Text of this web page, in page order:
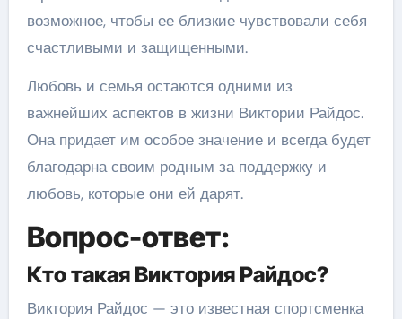
возможное, чтобы ее близкие чувствовали себя
счастливыми и защищенными.
Любовь и семья остаются одними из
важнейших аспектов в жизни Виктории Райдос.
Она придает им особое значение и всегда будет
благодарна своим родным за поддержку и
любовь, которые они ей дарят.
Вопрос-ответ:
Кто такая Виктория Райдос?
Виктория Райдос — это известная спортсменка